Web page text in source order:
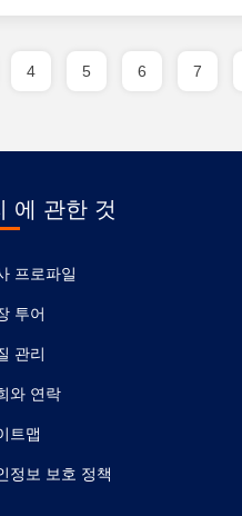
4 5 6 7
에 관한 것
프로파일
투어
관리
와 연락
트맵
정보 보호 정책